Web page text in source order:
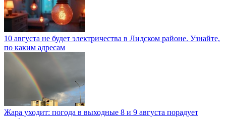
10 августа не будет электричества в Лидском районе. Узнайте,
по каким адресам
Жара уходит: погода в выходные 8 и 9 августа порадует